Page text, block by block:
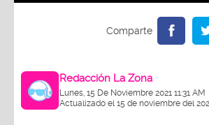
Redacción La Zona
Lunes, 15 De Noviembre 2021 11:31 AM
Actualizado el 15 de noviembre del